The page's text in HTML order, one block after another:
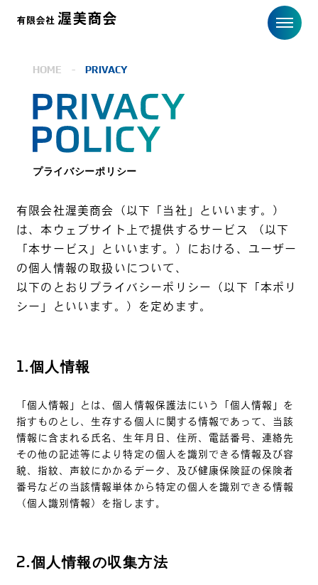
HOME - PRIVACY
プライバシーポリシー
有限会社渥美商会（以下「当社」といいます。）
は、本ウェブサイト上で提供するサービス （以下
「本サービス」といいます。）における、ユーザー
の個人情報の取扱いについて、
以下のとおりプライバシーポリシー（以下「本ポリ
シー」といいます。）を定めます。
1.個人情報
「個人情報」とは、個人情報保護法にいう「個人情報」を
指すものとし、生存する個人に関する情報であって、当該
情報に含まれる氏名、生年月日、住所、電話番号、連絡先
その他の記述等により特定の個人を識別できる情報及び容
貌、指紋、声紋にかかるデータ、及び健康保険証の保険者
番号などの当該情報単体から特定の個人を識別できる情報
（個人識別情報）を指します。
2.個人情報の収集方法